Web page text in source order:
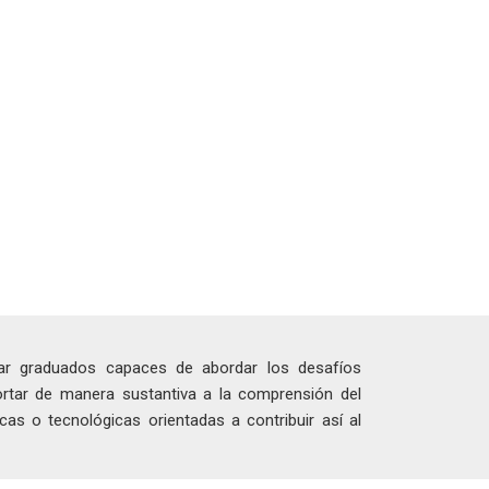
graduados capaces de abordar los desafíos
de manera sustantiva a la comprensión del
o tecnológicas orientadas a contribuir así al